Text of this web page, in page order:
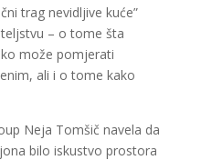
trag nevidljive kuće”
– o tome šta
može pomjerati
ali i o tome kako
Neja Tomšič navela da
bilo iskustvo prostora